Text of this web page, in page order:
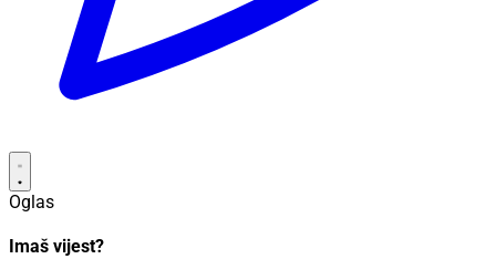
Oglas
Imaš vijest?